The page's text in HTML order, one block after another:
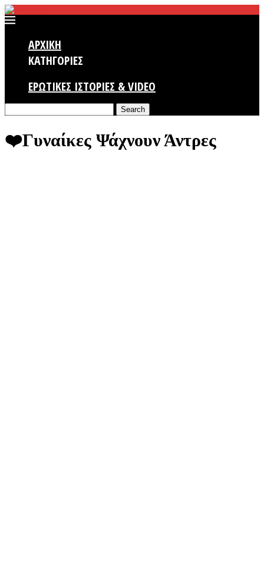
ΑΡΧΙΚΗ
ΚΑΤΗΓΟΡΙΕΣ
ΕΡΩΤΙΚΕΣ ΙΣΤΟΡΙΕΣ & VIDEO
Search
❤️️Γυναίκες Ψάχνουν Άντρες